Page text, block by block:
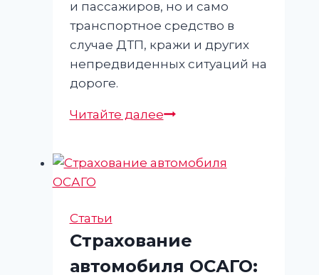
и пассажиров, но и само
транспортное средство в
случае ДТП, кражи и других
непредвиденных ситуаций на
дороге.
Читайте далееКак
автомобильного
Статьи
Страхование
автомобиля ОСАГО: